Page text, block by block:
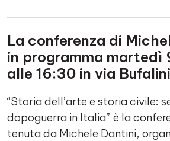
La conferenza di
in programma martedì
alle 16:30 in via Bufalini
“Storia dell’arte e storia civile:
dopoguerra in Italia” è la
tenuta da Michele Dantini,